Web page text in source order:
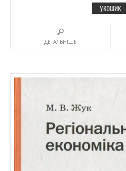
У КОШИК
ДЕТАЛЬНІШЕ